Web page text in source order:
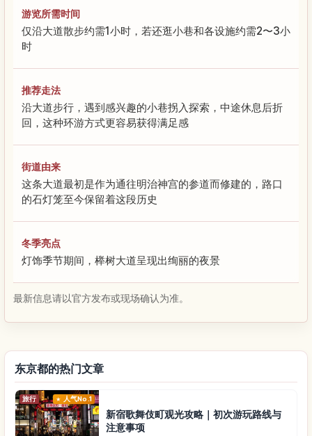
游览所需时间
仅沿大道散步约需1小时，若还逛小巷和各设施约需2〜3小
时
推荐走法
沿大道步行，遇到感兴趣的小巷拐入探索，中途休息后折
回，这种环游方式更容易获得满足感
街道由来
这条大道最初是作为通往明治神宫的参道而修建的，路口
的石灯笼至今保留着这段历史
冬季亮点
灯饰季节期间，榉树大道呈现出绚丽的夜景
最新信息请以官方发布或现场确认为准。
东京都的热门文章
旅行 人气No.1
新宿歌舞伎町观光攻略｜初次游玩路线与
注意事项